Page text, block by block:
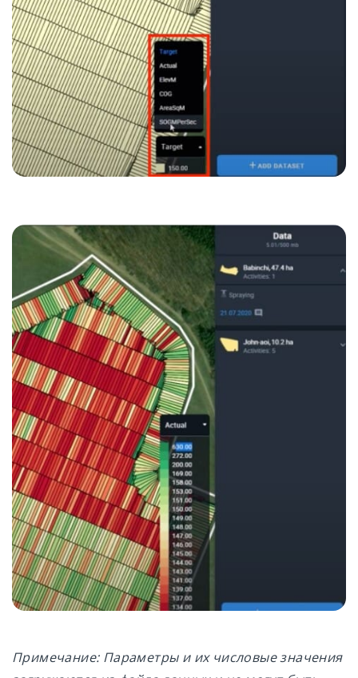
Примечание: Параметры и их числовые значения